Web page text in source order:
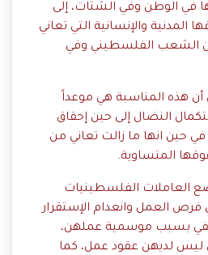
في الوطن وفي الشتات، إلى
المدنية والإنسانية التي تعاني
الشعب الفلسطيني وفي
أن هذه المناسبة هي موعداً
النضال إلى حين إحقاق
في حين انها ما زالت تعاني من
المتساوية.
العاملات الفلسطينيات
فرص العمل وانعدام الإستقرار
بسبب موسمية عملهن،
82% منهن ليس لديهن عقود عمل، كما